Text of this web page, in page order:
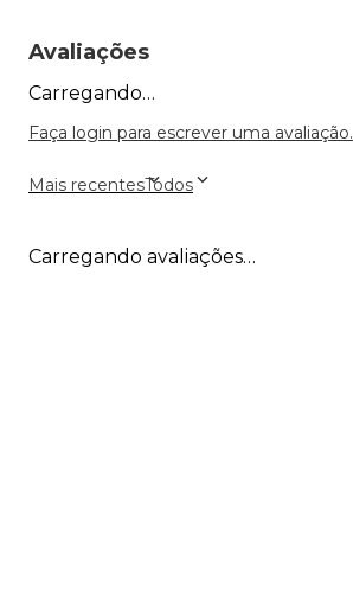
Avaliações
Carregando…
Faça login para escrever uma avaliação.
Mais recentesTodos
Carregando avaliações…